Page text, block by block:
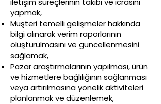
yapmak,
Müşteri temelli gelişmeler hakkında
bilgi alınarak verim raporlarının
oluşturulmasını ve güncellenmesini
sağlamak,
Pazar araştırmalarının yapılması, ürün
ve hizmetlere bağlılığının sağlanması
veya artırılmasına yönelik aktiviteleri
planlanmak ve düzenlemek,